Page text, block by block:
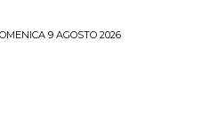
9 AGOSTO 2026